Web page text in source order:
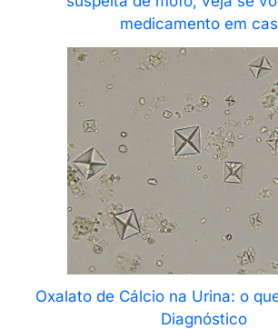
medicamento em
Oxalato de Cálcio na Urina: o
Diagnóstico